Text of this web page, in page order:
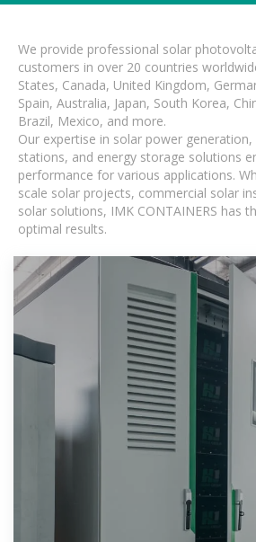
We provide professional solar
customers in over 20 countries
States, Canada, United Kingdom,
Spain, Australia, Japan, South Korea,
Brazil, Mexico, and more.
Our expertise in solar power
stations, and energy storage solutions
performance for various applications.
scale solar projects, commercial solar
solar solutions, IMK CONTAINERS has
optimal results.